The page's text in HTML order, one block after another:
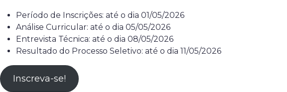
Período de Inscrições: até o dia 01/05/2026
Análise Curricular: até o dia 05/05/2026
Entrevista Técnica: até o dia 08/05/2026
Resultado do Processo Seletivo: até o dia 11/05/2026
Inscreva-se!